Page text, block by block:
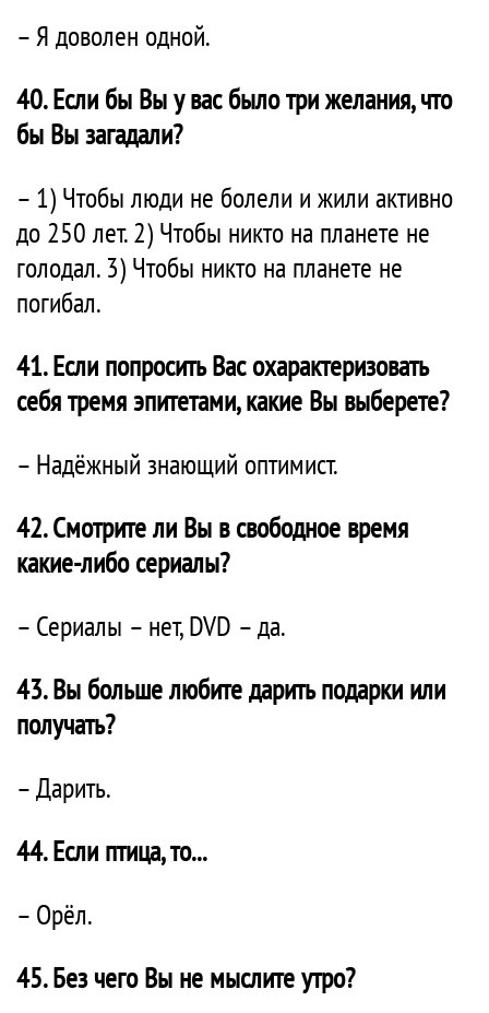
– Я доволен одной.
40. Если бы Вы у вас было три желания, что
бы Вы загадали?
– 1) Чтобы люди не болели и жили активно
до 250 лет. 2) Чтобы никто на планете не
голодал. 3) Чтобы никто на планете не
погибал.
41. Если попросить Вас охарактеризовать
себя тремя эпитетами, какие Вы выберете?
– Надёжный знающий оптимист.
42. Смотрите ли Вы в свободное время
какие-либо сериалы?
– Сериалы – нет, DVD – да.
43. Вы больше любите дарить подарки или
получать?
– Дарить.
44. Если птица, то...
– Орёл.
45. Без чего Вы не мыслите утро?